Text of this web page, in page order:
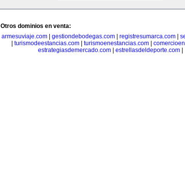
Otros dominios en venta:
armesuviaje.com| gestiondebodegas.com| registresumarca.com|
turismodeestancias.com turismoenestancias.com
estrategiasdemercado.com
estrellasdeldeporte.com